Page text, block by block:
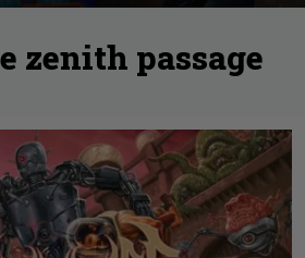
zenith passage